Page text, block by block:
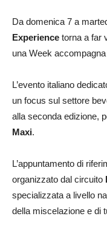
Da domenica 7 a
Experience torna a far
una Week
L’evento italiano
un focus sul settore
alla seconda edizione,
Maxi.
L’appuntamento di
organizzato dal circuito
specializzata a livello
della miscelazione e di